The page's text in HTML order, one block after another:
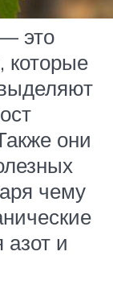
это
которые
они
чему
и